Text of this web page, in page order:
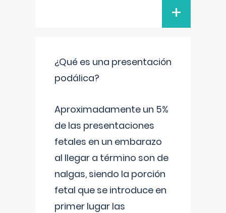
+
¿Qué es una presentación
podálica?
Aproximadamente un 5%
de las presentaciones
fetales en un embarazo
al llegar a término son de
nalgas, siendo la porción
fetal que se introduce en
primer lugar las